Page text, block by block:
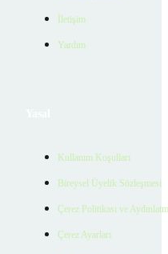
İletişim
Yardım
Kullanım Koşulları
Bireysel Üyelik Sözleşmesi
Çerez Politikası ve
Çerez Ayarları